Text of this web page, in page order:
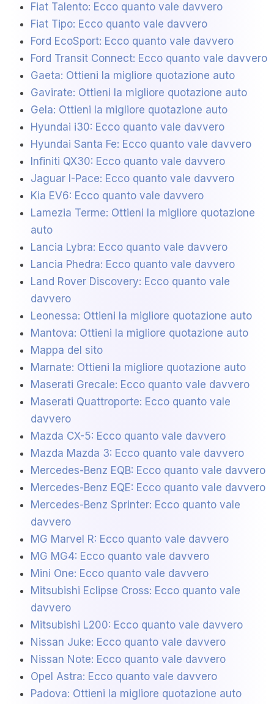
Fiat Talento: Ecco quanto vale davvero
Fiat Tipo: Ecco quanto vale davvero
Ford EcoSport: Ecco quanto vale davvero
Ford Transit Connect: Ecco quanto vale davvero
Gaeta: Ottieni la migliore quotazione auto
Gavirate: Ottieni la migliore quotazione auto
Gela: Ottieni la migliore quotazione auto
Hyundai i30: Ecco quanto vale davvero
Hyundai Santa Fe: Ecco quanto vale davvero
Infiniti QX30: Ecco quanto vale davvero
Jaguar I-Pace: Ecco quanto vale davvero
Kia EV6: Ecco quanto vale davvero
Lamezia Terme: Ottieni la migliore quotazione
auto
Lancia Lybra: Ecco quanto vale davvero
Lancia Phedra: Ecco quanto vale davvero
Land Rover Discovery: Ecco quanto vale
davvero
Leonessa: Ottieni la migliore quotazione auto
Mantova: Ottieni la migliore quotazione auto
Mappa del sito
Marnate: Ottieni la migliore quotazione auto
Maserati Grecale: Ecco quanto vale davvero
Maserati Quattroporte: Ecco quanto vale
davvero
Mazda CX-5: Ecco quanto vale davvero
Mazda Mazda 3: Ecco quanto vale davvero
Mercedes-Benz EQB: Ecco quanto vale davvero
Mercedes-Benz EQE: Ecco quanto vale davvero
Mercedes-Benz Sprinter: Ecco quanto vale
davvero
MG Marvel R: Ecco quanto vale davvero
MG MG4: Ecco quanto vale davvero
Mini One: Ecco quanto vale davvero
Mitsubishi Eclipse Cross: Ecco quanto vale
davvero
Mitsubishi L200: Ecco quanto vale davvero
Nissan Juke: Ecco quanto vale davvero
Nissan Note: Ecco quanto vale davvero
Opel Astra: Ecco quanto vale davvero
Padova: Ottieni la migliore quotazione auto